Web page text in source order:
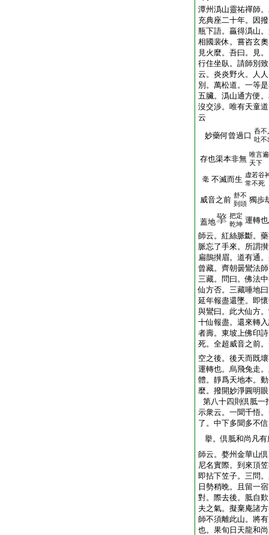
潭州潙山靈祐禪師
充典座二十年。因
瓶下語。贏得潙山
相國裴休。嘗咨玄
見火麼。吾曰。見
行住坐臥。請師別
云。炎炎野火。人
別。萬松道。一等
五臟。潙山通方便
沒交渉。唯有天童
云
妙藥何曾過口 呑不
吐不
存也渠本非無 唯言遍
天下
毫 不滅而生 虚若谷
常不死
威音之前 舒不
到頭 獨歩
蓋地
把定
乾坤 運轉
師云。紅絲脈斷。
脈忘了手來。所謂
扁鵲攅眉。道有通
曾藏。齊朝曇鸞法
三藏。問曰。佛法
仙方否。三藏唾地
延年報盡還墜。即
與鸞曰。此大仙方
十仙報盡。還來轉
者壽。東坡上佛印
死。全超威音之前
空之後。後天而既
運轉也。烏飛兔走
體。靜爲天地本。
麼。撥開妙淨圓明
第八十四則倶胝一
示衆云。一聞千悟
了。中下多聞多不
擧。倶胝和尚凡
師云。婺州金華山
尼名實際。到來頂
即拈下笠子。三問
日勢稍晩。且留一
對。際去後。胝自
夫之氣。擬棄庵諸
師不須離此山。將
也。果旬日天龍和